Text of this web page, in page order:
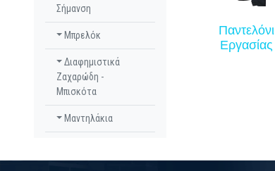
Σήμανση
Μπρελόκ
Διαφημιστικά
Ζαχαρώδη -
Μπισκότα
Μαντηλάκια
Παντελόνι
Εργασίας